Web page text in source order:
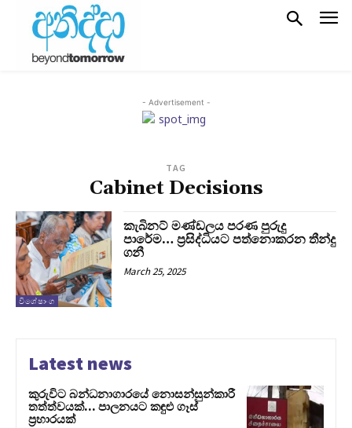
- Advertisement -
TAG
Cabinet Decisions
විශේෂාංග
කැබිනට් මණ්ඩලය පරණ පුරුදු
පාරේම… ප්‍රසිද්ධියට පත්නොකරන තීන්දු
ගනී
March 25, 2025
Latest news
කුරුවිට බන්ධනාගාරයේ නොසන්සුන්කාරී
තත්ත්වයක්… පාලනයට කඳුළු ගෑස්
ප්‍රහාරයක්